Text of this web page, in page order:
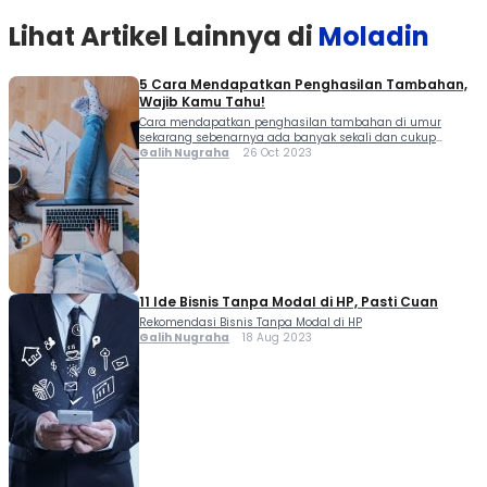
Lihat Artikel Lainnya di Moladin
5 Cara Mendapatkan Penghasilan Tambahan,
Wajib Kamu Tahu!
Cara mendapatkan penghasilan tambahan di umur
sekarang sebenarnya ada banyak sekali dan cukup
mudah untuk dicoba di era digital saat ini. Kemudahan
Galih Nugraha 26 Oct 2023
11 Ide Bisnis Tanpa Modal di HP, Pasti Cuan
Rekomendasi Bisnis Tanpa Modal di HP
Galih Nugraha 18 Aug 2023